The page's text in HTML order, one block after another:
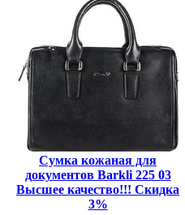
Сумка кожаная для
документов Barkli 225 03
Высшее качество!!! Скидка
3%